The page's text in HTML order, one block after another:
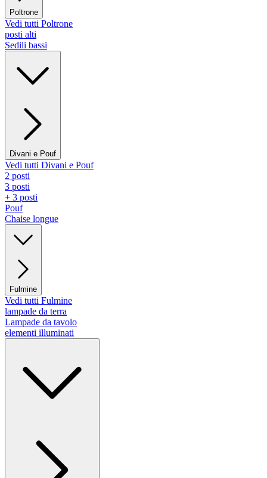
Poltrone
Vedi tutti Poltrone
posti alti
Sedili bassi
Divani e Pouf
Vedi tutti Divani e Pouf
2 posti
3 posti
+ 3 posti
Pouf
Chaise longue
Fulmine
Vedi tutti Fulmine
lampade da terra
Lampade da tavolo
elementi illuminati